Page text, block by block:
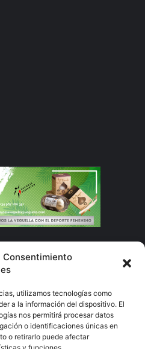
Consentimiento
utilizamos tecnologías como
a la información del dispositivo. El
nos permitirá procesar datos
o identificaciones únicas en
o retirarlo puede afectar